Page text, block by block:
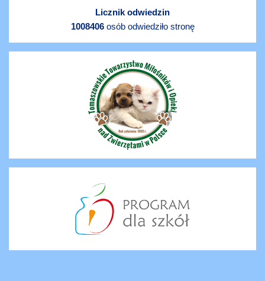
Licznik odwiedzin
1008406osób odwiedziło stronę